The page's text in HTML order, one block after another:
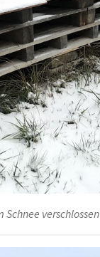
verschlossen